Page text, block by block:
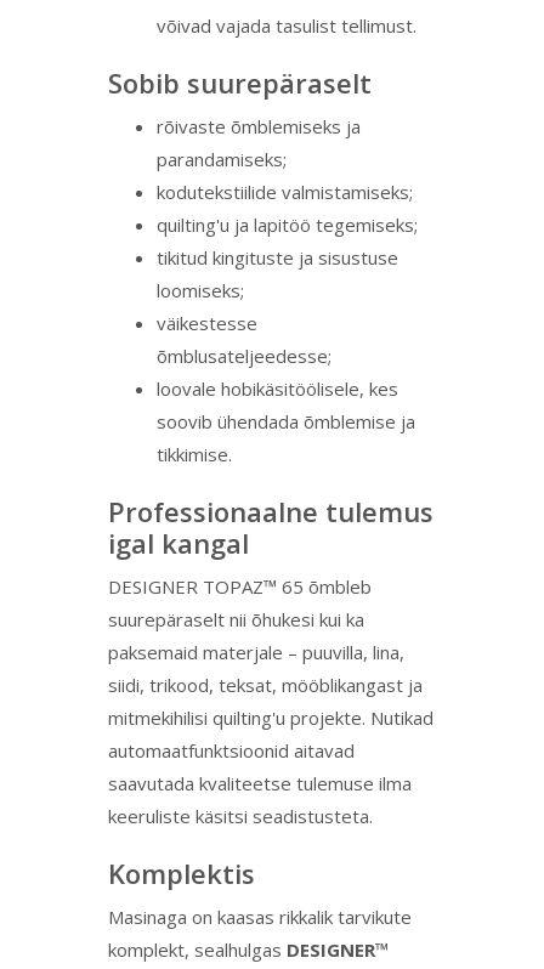
võivad vajada tasulist tellimust.
Sobib suurepäraselt
rõivaste õmblemiseks ja
parandamiseks;
kodutekstiilide valmistamiseks;
quilting'u ja lapitöö tegemiseks;
tikitud kingituste ja sisustuse
loomiseks;
väikestesse
õmblusateljeedesse;
loovale hobikäsitöölisele, kes
soovib ühendada õmblemise ja
tikkimise.
Professionaalne tulemus
igal kangal
DESIGNER TOPAZ™ 65 õmbleb
suurepäraselt nii õhukesi kui ka
paksemaid materjale – puuvilla, lina,
siidi, trikood, teksat, mööblikangast ja
mitmekihilisi quilting'u projekte. Nutikad
automaatfunktsioonid aitavad
saavutada kvaliteetse tulemuse ilma
keeruliste käsitsi seadistusteta.
Komplektis
Masinaga on kaasas rikkalik tarvikute
komplekt, sealhulgas DESIGNER™